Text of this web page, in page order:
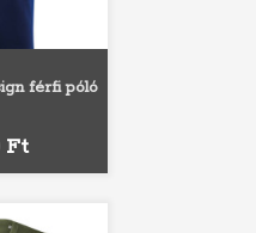
férfi póló
Ft